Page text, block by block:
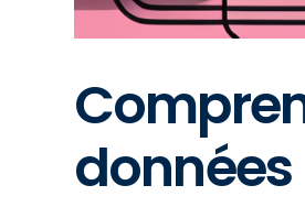
données